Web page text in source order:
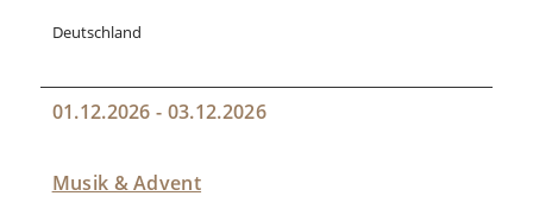
Deutschland
01.12.2026 - 03.12.2026
Musik & Advent